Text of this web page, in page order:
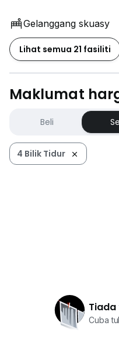
Gelanggang skuasy
Lihat semua 21 fasiliti
Maklumat
Beli
4 Bilik Tidur
Cuba